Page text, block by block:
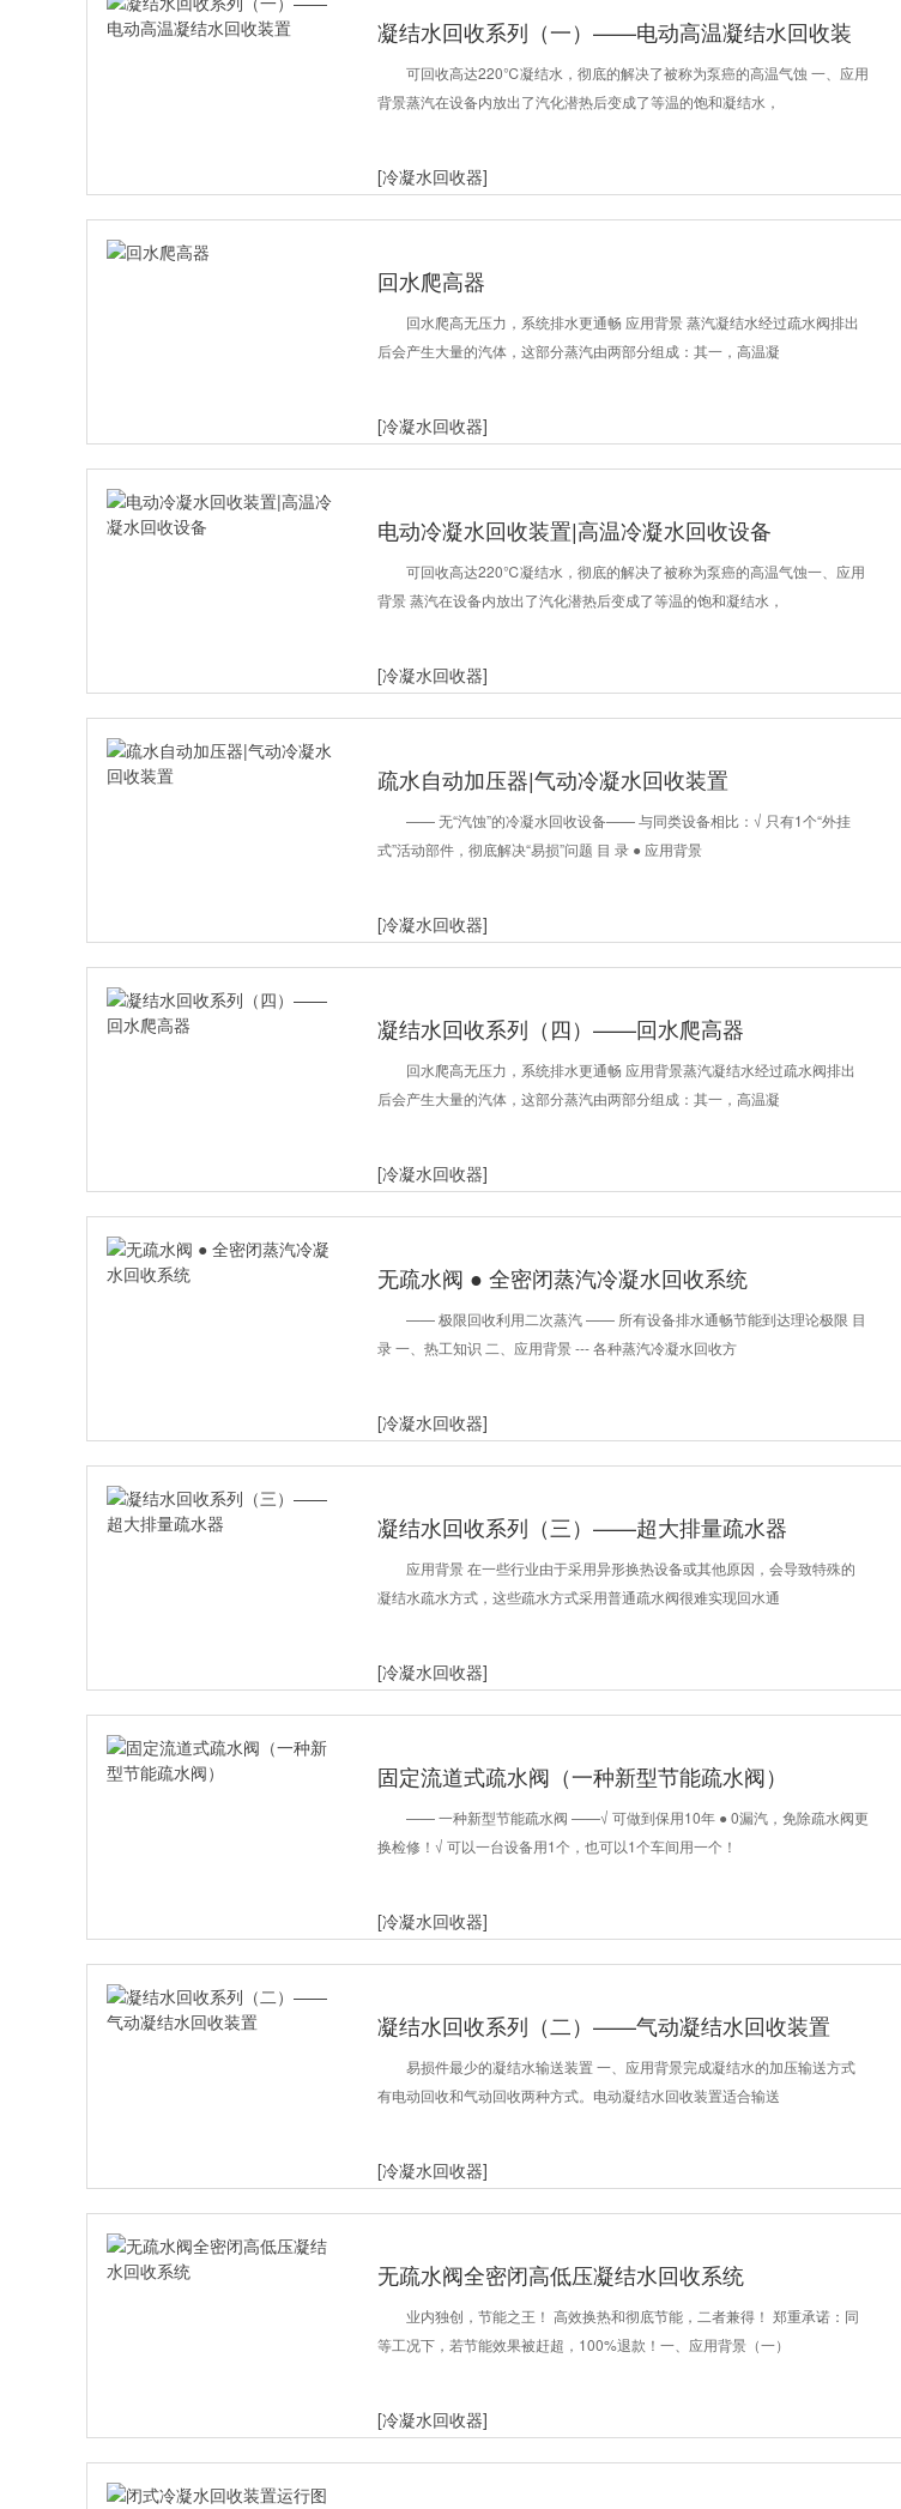
凝结水回收系列（一）——电动高温凝结水回收装
可回收高达220℃凝结水，彻底的解决了被称为泵癌的高温气蚀 一、应用
背景蒸汽在设备内放出了汽化潜热后变成了等温的饱和凝结水，
[冷凝水回收器]
回水爬高器
回水爬高无压力，系统排水更通畅 应用背景 蒸汽凝结水经过疏水阀排出
后会产生大量的汽体，这部分蒸汽由两部分组成：其一，高温凝
[冷凝水回收器]
电动冷凝水回收装置|高温冷凝水回收设备
可回收高达220℃凝结水，彻底的解决了被称为泵癌的高温气蚀一、应用
背景 蒸汽在设备内放出了汽化潜热后变成了等温的饱和凝结水，
[冷凝水回收器]
疏水自动加压器|气动冷凝水回收装置
—— 无“汽蚀”的冷凝水回收设备—— 与同类设备相比：√ 只有1个“外挂
式”活动部件，彻底解决“易损”问题 目 录 ● 应用背景
[冷凝水回收器]
凝结水回收系列（四）——回水爬高器
回水爬高无压力，系统排水更通畅 应用背景蒸汽凝结水经过疏水阀排出
后会产生大量的汽体，这部分蒸汽由两部分组成：其一，高温凝
[冷凝水回收器]
无疏水阀 ● 全密闭蒸汽冷凝水回收系统
—— 极限回收利用二次蒸汽 —— 所有设备排水通畅节能到达理论极限 目
录 一、热工知识 二、应用背景 --- 各种蒸汽冷凝水回收方
[冷凝水回收器]
凝结水回收系列（三）——超大排量疏水器
应用背景 在一些行业由于采用异形换热设备或其他原因，会导致特殊的
凝结水疏水方式，这些疏水方式采用普通疏水阀很难实现回水通
[冷凝水回收器]
固定流道式疏水阀（一种新型节能疏水阀）
—— 一种新型节能疏水阀 ——√ 可做到保用10年 ● 0漏汽，免除疏水阀更
换检修！√ 可以一台设备用1个，也可以1个车间用一个！
[冷凝水回收器]
凝结水回收系列（二）——气动凝结水回收装置
易损件最少的凝结水输送装置 一、应用背景完成凝结水的加压输送方式
有电动回收和气动回收两种方式。电动凝结水回收装置适合输送
[冷凝水回收器]
无疏水阀全密闭高低压凝结水回收系统
业内独创，节能之王！ 高效换热和彻底节能，二者兼得！ 郑重承诺：同
等工况下，若节能效果被赶超，100%退款！一、应用背景（一）
[冷凝水回收器]